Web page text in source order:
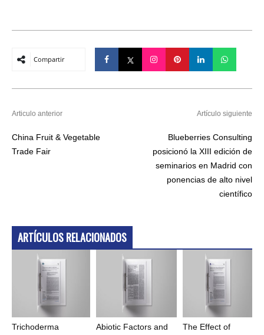
Compartir
Articulo anterior
China Fruit & Vegetable
Trade Fair
Artículo siguiente
Blueberries Consulting
posicionó la XIII edición de
seminarios en Madrid con
ponencias de alto nivel
científico
ARTÍCULOS RELACIONADOS
Trichoderma
Abiotic Factors and
The Effect of